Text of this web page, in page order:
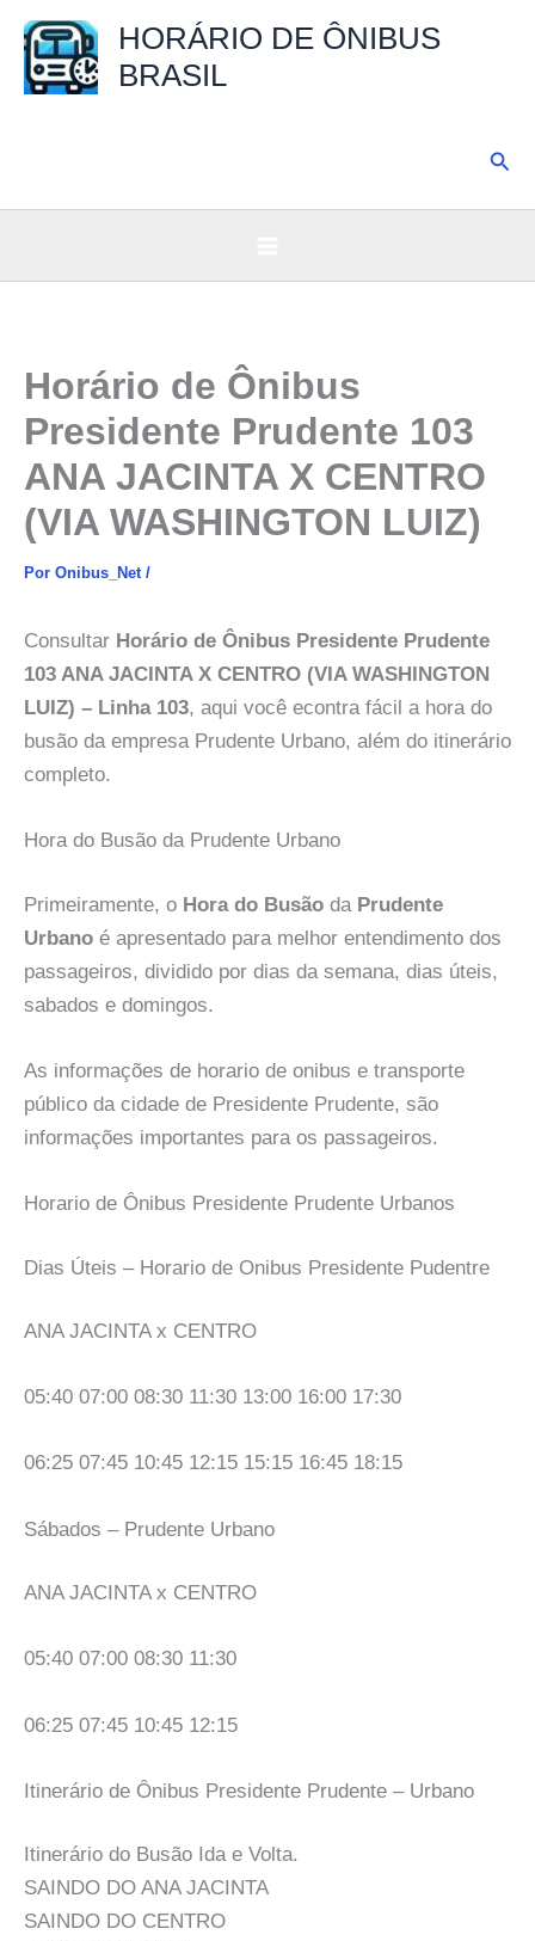
para
HORÁRIO DE ÔNIBUS
BRASIL
Horário de Ônibus
Presidente Prudente 103
ANA JACINTA X CENTRO
(VIA WASHINGTON LUIZ)
Por Onibus_Net /
Consultar Horário de Ônibus Presidente Prudente
103 ANA JACINTA X CENTRO (VIA WASHINGTON
LUIZ) – Linha 103, aqui você econtra fácil a hora do
busão da empresa Prudente Urbano, além do itinerário
completo.
Hora do Busão da Prudente Urbano
Primeiramente, o Hora do Busão da Prudente
Urbano é apresentado para melhor entendimento dos
passageiros, dividido por dias da semana, dias úteis,
sabados e domingos.
As informações de horario de onibus e transporte
público da cidade de Presidente Prudente, são
informações importantes para os passageiros.
Horario de Ônibus Presidente Prudente Urbanos
Dias Úteis – Horario de Onibus Presidente Pudentre
ANA JACINTA x CENTRO
05:40 07:00 08:30 11:30 13:00 16:00 17:30
06:25 07:45 10:45 12:15 15:15 16:45 18:15
Sábados – Prudente Urbano
ANA JACINTA x CENTRO
05:40 07:00 08:30 11:30
06:25 07:45 10:45 12:15
Itinerário de Ônibus Presidente Prudente – Urbano
Itinerário do Busão Ida e Volta.
SAINDO DO ANA JACINTA
SAINDO DO CENTRO